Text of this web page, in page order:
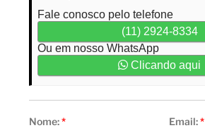
Fale conosco pelo telefone
(11) 2924-8334
Ou em nosso WhatsApp
Clicando aqui
Nome:* Email:*